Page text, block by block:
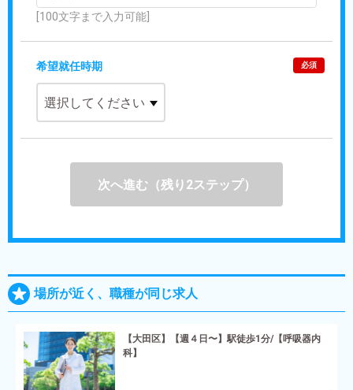
[100文字まで入力可能]
希望就任時期 必須
次へ進む（残り2ステップ）
場所が近く、職種が同じ求人
【大田区】【週４日〜】駅徒歩1分/【呼吸器内
科】